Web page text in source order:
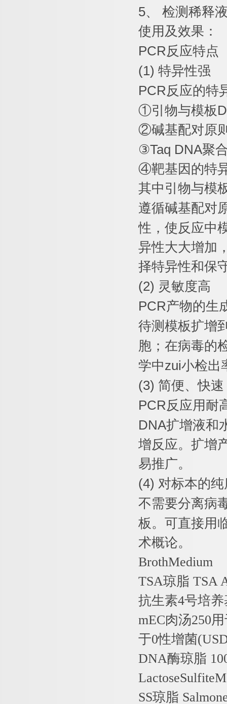
5、
检测稀释
使用及效果：
PCR反应特点
(1) 特异性强
PCR反应的特
①引物与模板
②碱基配对原
③Taq DNA聚
④靶基因的特
其中引物与模
遵循碱基配对
性，使反应中
异性大大增加
择特异性和保
(2) 灵敏度高
PCR产物的生
待测模板扩增
胞；在病毒的
学中zui小检出
(3) 简便、快速
PCR反应用耐
DNA扩增液和
增反应。扩增
易推广。
(4) 对标本的
不需要分离病
板。可直接用
术概论。
BrothMedium
TSA琼脂 TSA
抗生素4号培养
mEC肉汤250
于0性增菌
DNA酶琼脂
SS琼脂